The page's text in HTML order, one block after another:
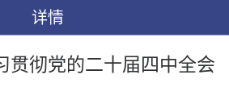
详情
贯彻党的二十届四中全会